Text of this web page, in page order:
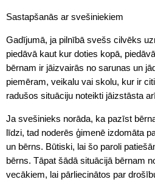
Sastapšanās ar svešiniekiem
Gadījumā, ja pilnībā svešs cilvēks
piedāvā kaut kur doties kopā,
bērnam ir jāizvairās no sarunas un
piemēram, veikalu vai skolu, kur ir
radušos situāciju noteikti jāizstāsta
Ja svešinieks norāda, ka pazīst
līdzi, tad noderēs ģimenē izdomāta
un bērns. Būtiski, lai šo paroli
bērns. Tāpat šādā situācijā bērnam
vecākiem, lai pārliecinātos par